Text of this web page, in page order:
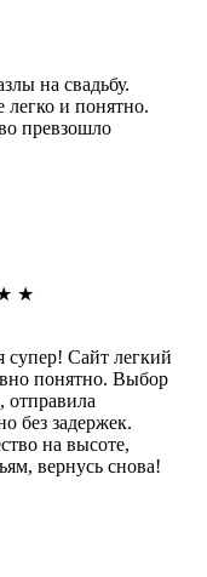
на свадьбу.
и понятно.
превзошло
★
супер! Сайт легкий
понятно. Выбор
отправила
без задержек.
на высоте,
вернусь снова!